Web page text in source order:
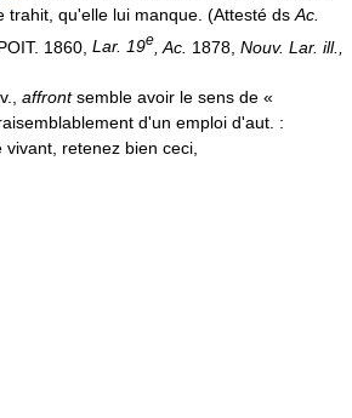
trahit, qu'elle lui manque. (Attesté ds Ac.
1860, Lar. 19e , Ac. 1878, Nouv. Lar. ill.,
affrontsemble avoir le sens de «
d'un emploi d'aut. :
retenez bien ceci,